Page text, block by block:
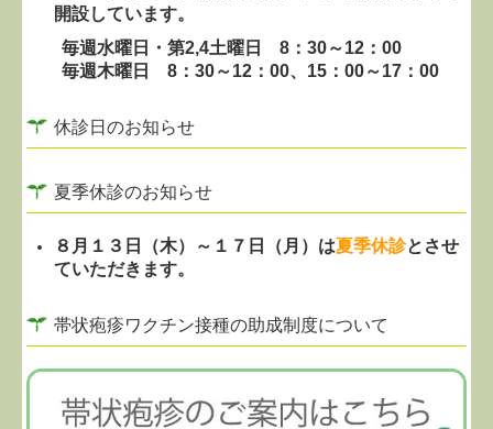
開設しています。
毎週水曜日・第2,4土曜日
8：30～12：00
毎週木曜日8：30～12：00、15：00～17：00
休診日のお知らせ
夏季休診のお知らせ
８月１３日（木）～１７日（月） は夏季休診とさせ
ていただきます。
帯状疱疹ワクチン接種の助成制度について